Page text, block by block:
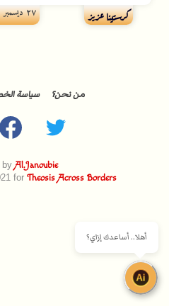
كرستينا عزيز ۲۷ ديسمبر ۲۰۲۱
byAl.Janoubie
for Theosis Across Borders
من نحن؟ سياسة
أهلا.. أساعدك إزاي؟